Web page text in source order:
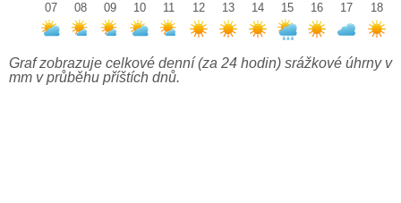
07
08
09
10
11
12
13
14
15
16
17
18
Graf zobrazuje celkové denní (za 24 hodin) srážkové úhrny v
mm v průběhu příštích dnů.